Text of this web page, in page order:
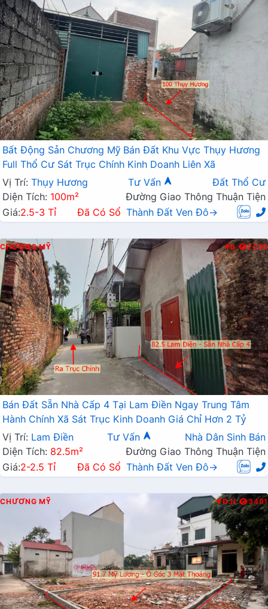
Bất Động Sản Chương Mỹ Bán Đất Khu Vực Thụy Hương
Full Thổ Cư Sát Trục Chính Kinh Doanh Liên Xã
Vị Trí: Thụy Hương Tư Vấn
Đất Thổ Cư
Diện Tích: 100m²
Đường Giao Thông Thuận Tiện
Giá:2.5-3 Tỉ Đã Có Sổ Thành Đất Ven Đô→
CHƯƠNG MỸ B 7030
Bán Đất Sẵn Nhà Cấp 4 Tại Lam Điền Ngay Trung Tâm
Hành Chính Xã Sát Trục Kinh Doanh Giá Chỉ Hơn 2 Tỷ
Vị Trí: Lam Điền Tư Vấn
Nhà Dân Sinh Bán
Diện Tích: 82.5m²
Đường Giao Thông Thuận Tiện
Giá:2-2.5 Tỉ Đã Có Sổ Thành Đất Ven Đô→
CHƯƠNG MỸ Đ.N 3491